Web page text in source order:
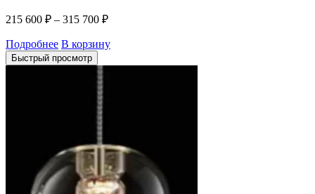
215 600 ₽ – 315 700 ₽
Подробнее В корзину
Быстрый просмотр